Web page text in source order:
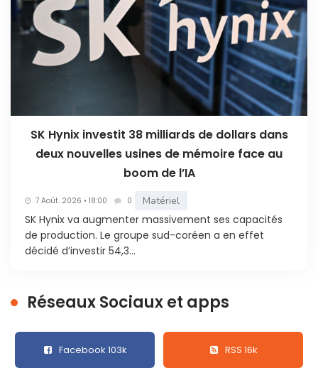
SK Hynix investit 38 milliards de dollars dans
deux nouvelles usines de mémoire face au
boom de l’IA
7 Août. 2026 • 18:00 0 Matériel
SK Hynix va augmenter massivement ses capacités
de production. Le groupe sud-coréen a en effet
décidé d’investir 54,3...
Réseaux Sociaux et apps
Facebook 103k RSS 16k